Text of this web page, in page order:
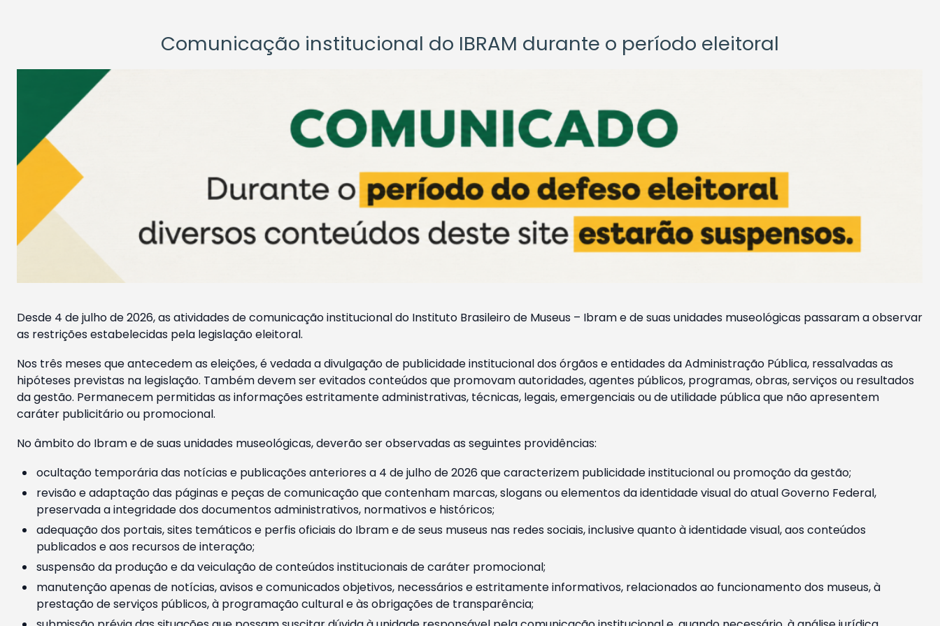
Comunicação institucional do IBRAM durante o período eleitoral
Desde 4 de julho de 2026, as atividades de comunicação institucional do Instituto Brasileiro de Museus – Ibram e de suas unidades museológicas passaram a observar
as restrições estabelecidas pela legislação eleitoral.
Nos três meses que antecedem as eleições, é vedada a divulgação de publicidade institucional dos órgãos e entidades da Administração Pública, ressalvadas as
hipóteses previstas na legislação. Também devem ser evitados conteúdos que promovam autoridades, agentes públicos, programas, obras, serviços ou resultados
da gestão. Permanecem permitidas as informações estritamente administrativas, técnicas, legais, emergenciais ou de utilidade pública que não apresentem
caráter publicitário ou promocional.
No âmbito do Ibram e de suas unidades museológicas, deverão ser observadas as seguintes providências:
ocultação temporária das notícias e publicações anteriores a 4 de julho de 2026 que caracterizem publicidade institucional ou promoção da gestão;
revisão e adaptação das páginas e peças de comunicação que contenham marcas, slogans ou elementos da identidade visual do atual Governo Federal,
preservada a integridade dos documentos administrativos, normativos e históricos;
adequação dos portais, sites temáticos e perfis oficiais do Ibram e de seus museus nas redes sociais, inclusive quanto à identidade visual, aos conteúdos
publicados e aos recursos de interação;
suspensão da produção e da veiculação de conteúdos institucionais de caráter promocional;
manutenção apenas de notícias, avisos e comunicados objetivos, necessários e estritamente informativos, relacionados ao funcionamento dos museus, à
prestação de serviços públicos, à programação cultural e às obrigações de transparência;